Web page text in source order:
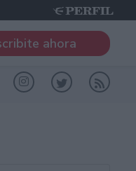
ahora